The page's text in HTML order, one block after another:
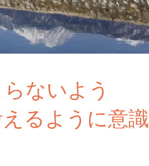
ないよう
るように意識